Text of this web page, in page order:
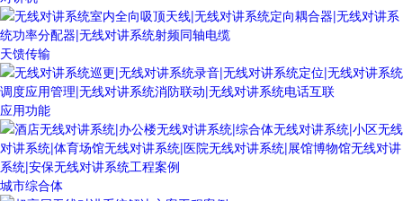
天馈传输
应用功能
城市综合体